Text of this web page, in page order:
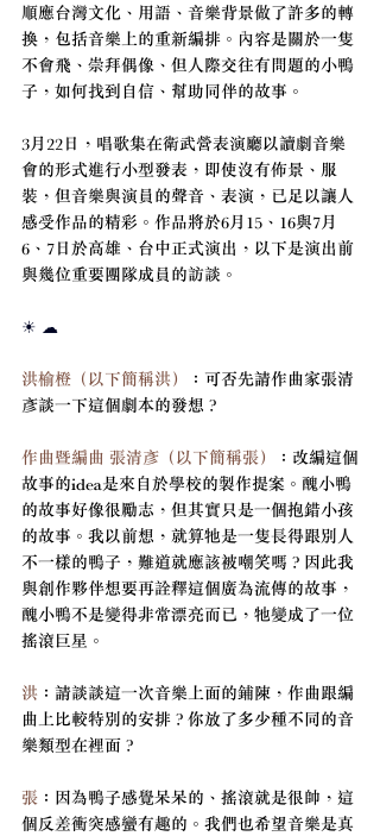
順應台灣文化、用語、音樂背景做了許多的轉
換，包括音樂上的重新編排。內容是關於一隻
不會飛、崇拜偶像、但人際交往有問題的小鴨
子，如何找到自信、幫助同伴的故事。
3月22日，唱歌集在衛武營表演廳以讀劇音樂
會的形式進行小型發表，即使沒有佈景、服
裝，但音樂與演員的聲音、表演，已足以讓人
感受作品的精彩。作品將於6月15、16與7月
6、7日於高雄、台中正式演出，以下是演出前
與幾位重要團隊成員的訪談。
☀ ☁
洪榆橙（以下簡稱洪）
：可否先請作曲家張清
彥談一下這個劇本的發想？
作曲暨編曲 張清彥（以下簡稱張） ： 改編這個
故事的idea是來自於學校的製作提案。醜小鴨
的故事好像很勵志，但其實只是一個抱錯小孩
的故事。我以前想，就算牠是一隻長得跟別人
不一樣的鴨子，難道就應該被嘲笑嗎？因此我
與創作夥伴想要再詮釋這個廣為流傳的故事，
醜小鴨不是變得非常漂亮而已，牠變成了一位
搖滾巨星。
洪 ：請談談這一次音樂上面的鋪陳，作曲跟編
曲上比較特別的安排？你放了多少種不同的音
樂類型在裡面？
張 ：因為鴨子感覺呆呆的、搖滾就是很帥，這
個反差衝突感蠻有趣的。我們也希望音樂是真